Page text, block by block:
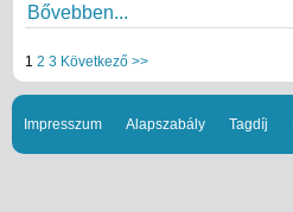
Bővebben...
1 2 3 Következő >>
Impresszum Alapszabály Tagdíj